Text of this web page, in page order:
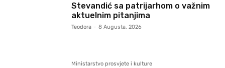
Stevandić sa patrijarhom o važnim
aktuelnim pitanjima
Teodora - 8 Augusta, 2026
Ministarstvo prosvjete i kulture